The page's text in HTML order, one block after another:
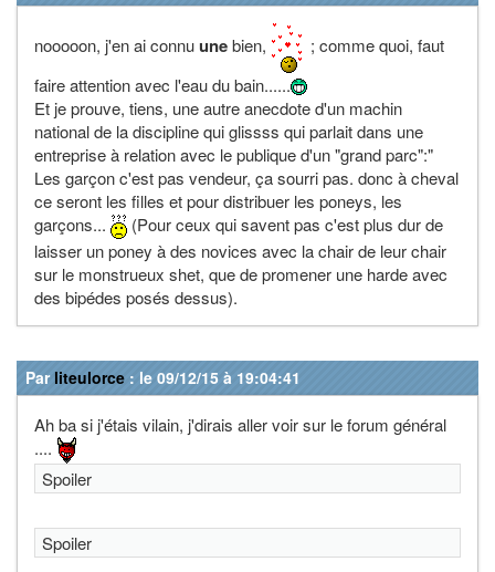
nooooon, j'en ai connuunebien,
; comme quoi, faut
faire attention avec l'eau du bain......
Et je prouve, tiens, une autre anecdote d'un machin
national de la discipline qui glissss qui parlait dans une
entreprise à relation avec le publique d'un "grand parc":"
Les garçon c'est pas vendeur, ça sourri pas. donc à cheval
ce seront les filles et pour distribuer les poneys, les
garçons...
(Pour ceux qui savent pas c'est plus dur de
laisser un poney à des novices avec la chair de leur chair
sur le monstrueux shet, que de promener une harde avec
des bipédes posés dessus).
Par liteulorce : le 09/12/15 à 19:04:41
Ah ba si j'étais vilain, j'dirais aller voir sur le forum général
....
Spoiler
Spoiler